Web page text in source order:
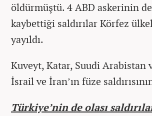
öldürmüştü. 4 ABD askerinin de
kaybettiği saldırılar Körfez
yayıldı.
Kuveyt, Katar, Suudi Arabistan
İsrail ve İran’ın füze
Türkiye’nin de olası